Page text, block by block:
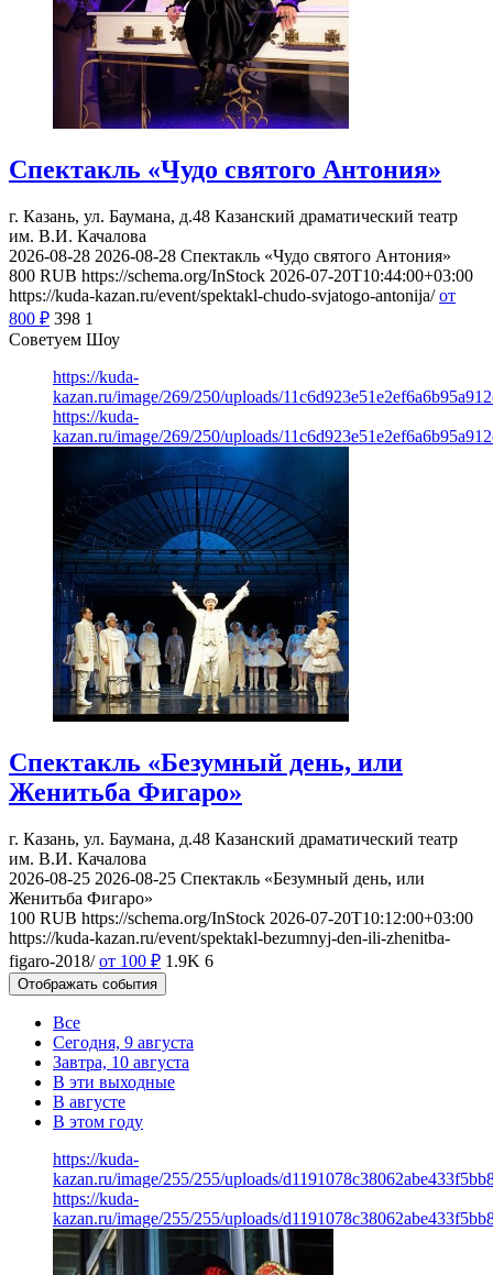
Спектакль «Чудо святого Антония»
г. Казань, ул. Баумана, д.48 Казанский драматический театр
им. В.И. Качалова
2026-08-28 2026-08-28 Спектакль «Чудо святого Антония»
800 RUB https://schema.org/InStock 2026-07-20T10:44:00+03:00
https://kuda-kazan.ru/event/spektakl-chudo-svjatogo-antonija/ от
800 ₽ 398 1
Советуем Шоу
https://kuda-
kazan.ru/image/269/250/uploads/
https://kuda-
kazan.ru/image/269/250/uploads/
Спектакль «Безумный день, или
Женитьба Фигаро»
г. Казань, ул. Баумана, д.48 Казанский драматический театр
им. В.И. Качалова
2026-08-25 2026-08-25 Спектакль «Безумный день, или
Женитьба Фигаро»
100 RUB https://schema.org/InStock 2026-07-20T10:12:00+03:00
https://kuda-kazan.ru/event/spektakl-bezumnyj-den-ili-zhenitba-
figaro-2018/ от 100 ₽ 1.9K 6
Отображать события
Все
Сегодня, 9 августа
Завтра, 10 августа
В эти выходные
В августе
В этом году
https://kuda-
kazan.ru/image/255/255/uploads/
https://kuda-
kazan.ru/image/255/255/uploads/